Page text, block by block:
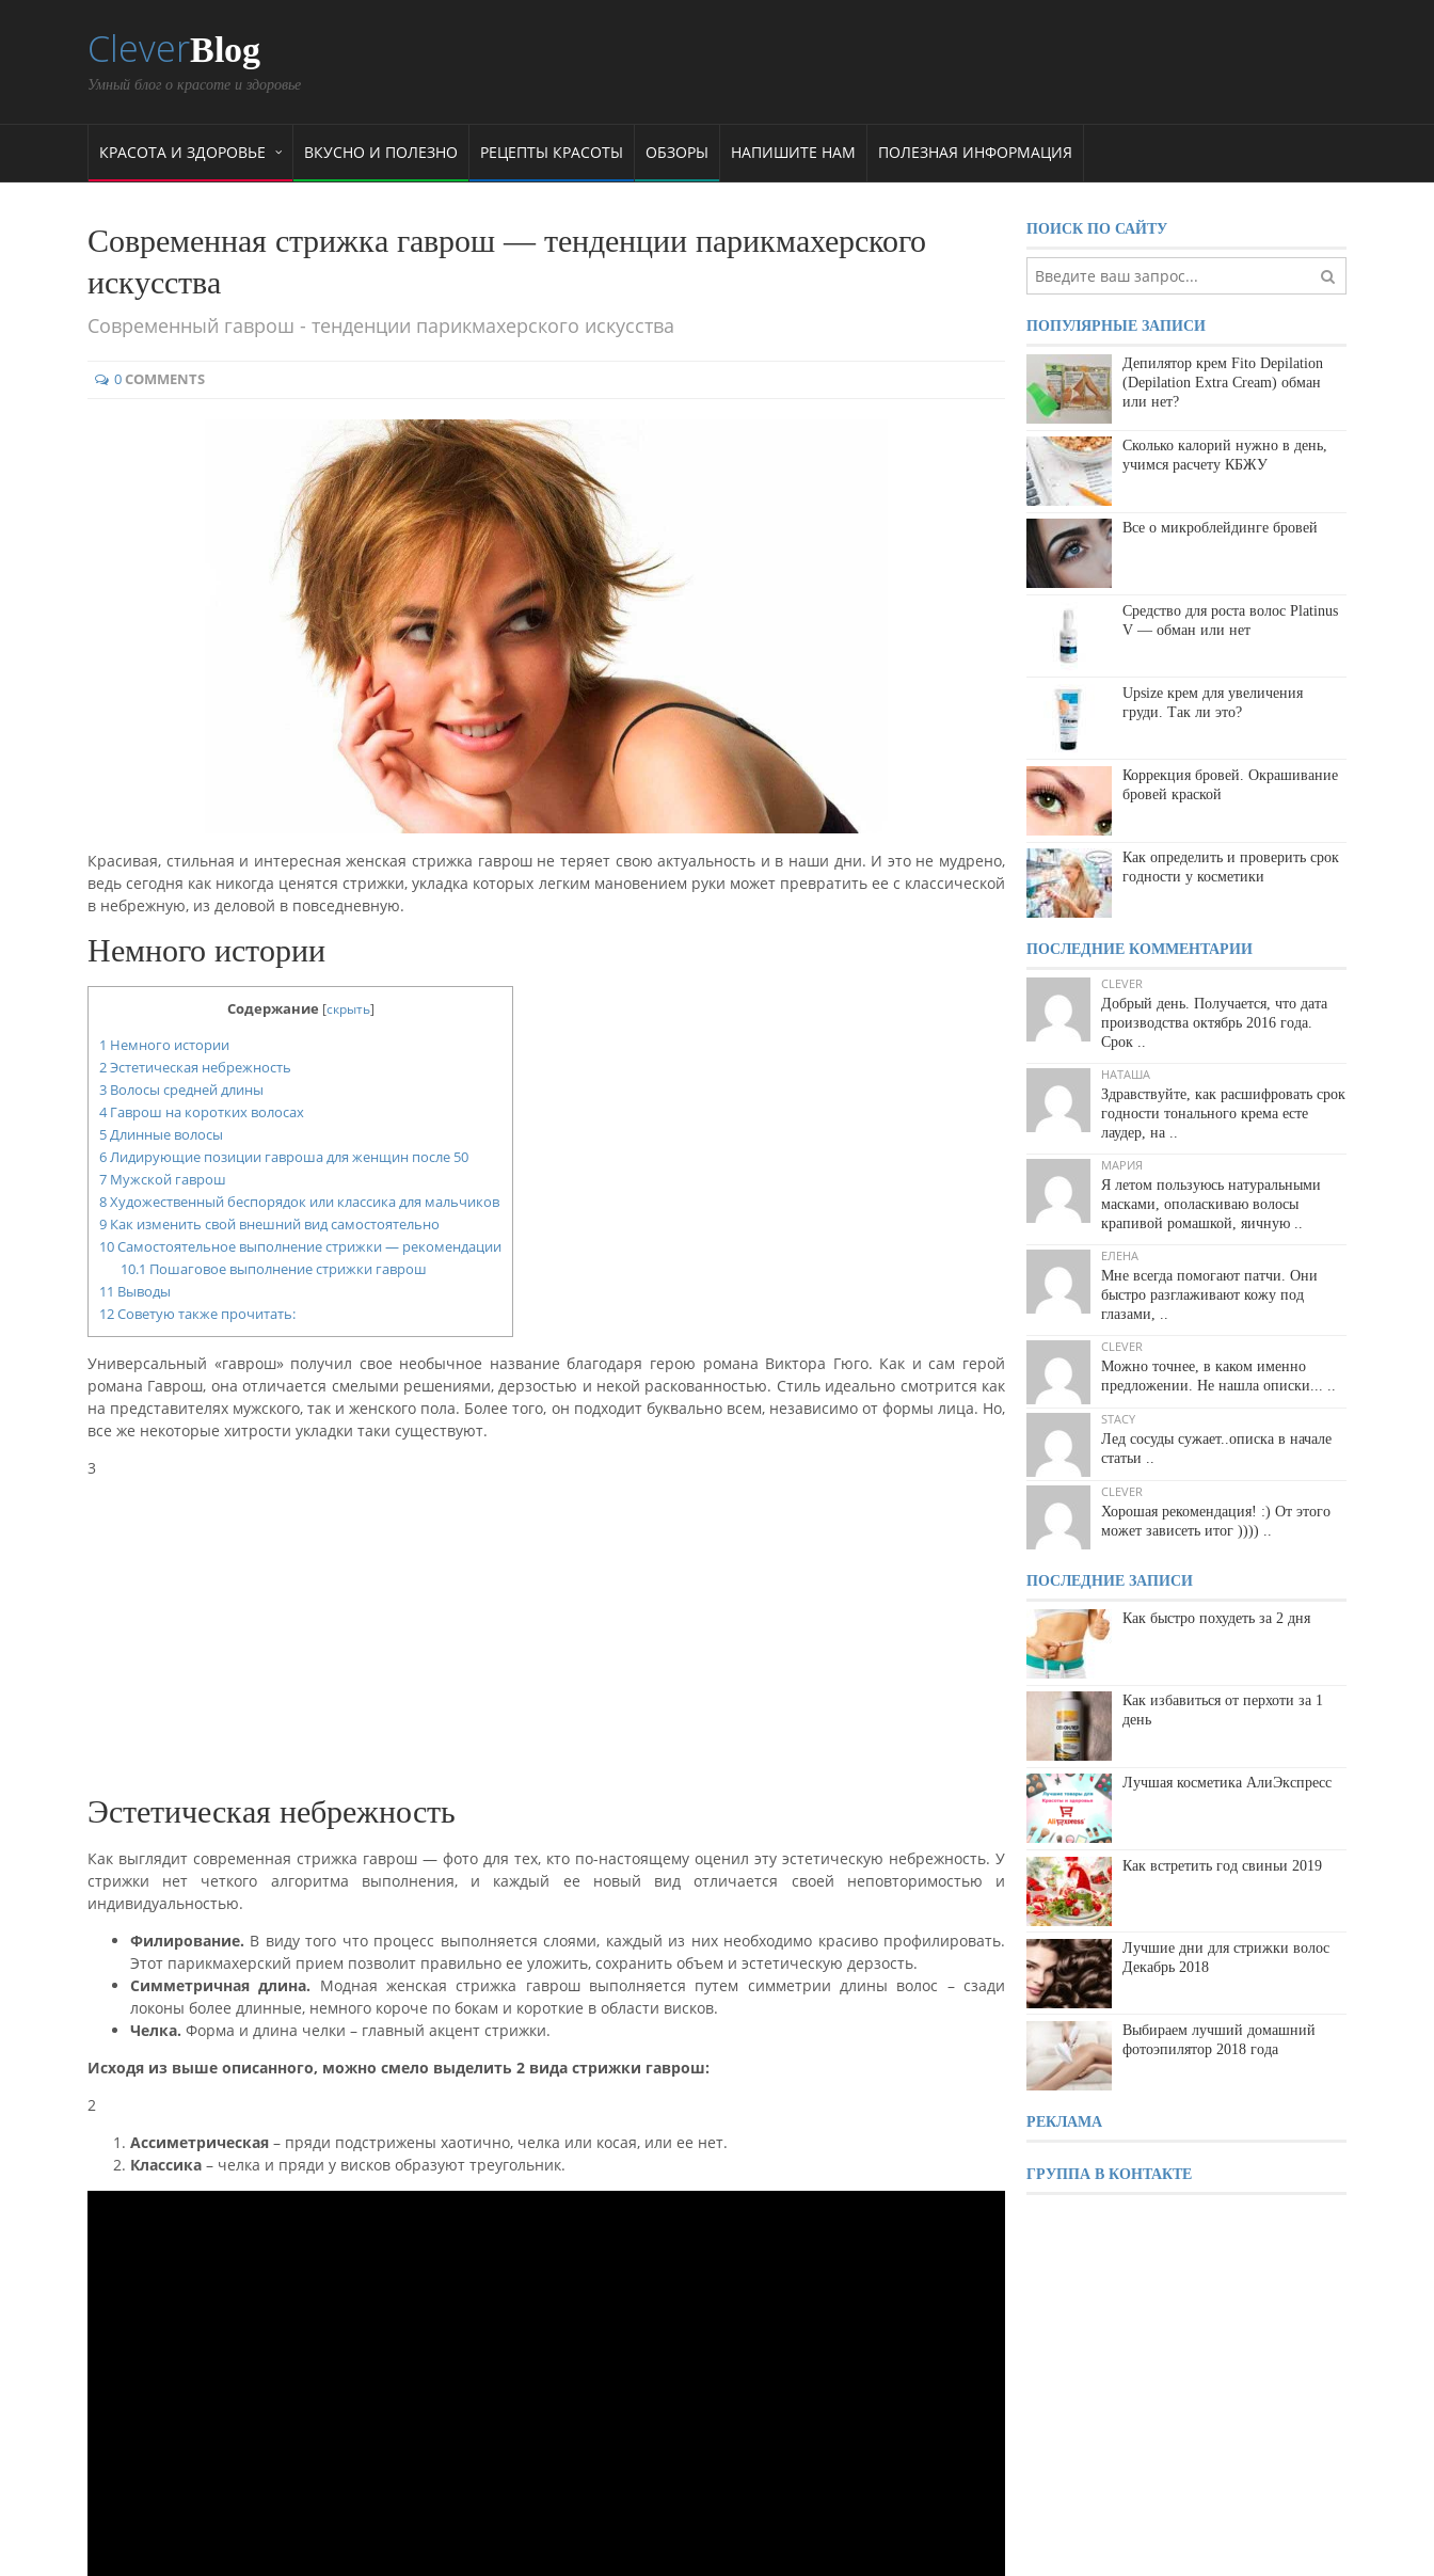
CleverBlog
Умный блог о красоте и здоровье
КРАСОТА И ЗДОРОВЬЕ ВКУСНО И ПОЛЕЗНО РЕЦЕПТЫ КРАСОТЫ ОБЗОРЫ НАПИШИТЕ НАМ ПОЛЕЗНАЯ ИНФОРМАЦИЯ
Современная стрижка гаврош — тенденции парикмахерского
искусства
Современный гаврош - тенденции парикмахерского искусства
0 COMMENTS
Красивая, стильная и интересная женская стрижка гаврош не теряет свою актуальность и в наши дни. И это не мудрено,
ведь сегодня как никогда ценятся стрижки, укладка которых легким мановением руки может превратить ее с классической
в небрежную, из деловой в повседневную.
Немного истории
Содержание [скрыть]
1 Немного истории
2Эстетическая небрежность
3 Волосы средней длины
4Гаврош на коротких волосах
5Длинные волосы
6Лидирующие позиции гавроша для женщин после 50
7 Мужской гаврош
8Художественный беспорядок или классика для мальчиков
9 Как изменить свой внешний вид самостоятельно
10Самостоятельное выполнение стрижки — рекомендации
10.1 Пошаговое выполнение стрижки гаврош
11 Выводы
12Советую также прочитать:
Универсальный «гаврош» получил свое необычное название благодаря герою романа Виктора Гюго. Как и сам герой
романа Гаврош, она отличается смелыми решениями, дерзостью и некой раскованностью. Стиль идеально смотрится как
на представителях мужского, так и женского пола. Более того, он подходит буквально всем, независимо от формы лица. Но,
все же некоторые хитрости укладки таки существуют.
3
Эстетическая небрежность
Как выглядит современная стрижка гаврош — фото для тех, кто по-настоящему оценил эту эстетическую небрежность. У
стрижки нет четкого алгоритма выполнения, и каждый ее новый вид отличается своей неповторимостью и
индивидуальностью.
Филирование. В виду того что процесс выполняется слоями, каждый из них необходимо красиво профилировать.
Этот парикмахерский прием позволит правильно ее уложить, сохранить объем и эстетическую дерзость.
Симметричная длина. Модная женская стрижка гаврош выполняется путем симметрии длины волос – сзади
локоны более длинные, немного короче по бокам и короткие в области висков.
Челка. Форма и длина челки – главный акцент стрижки.
Исходя из выше описанного, можно смело выделить 2 вида стрижки гаврош:
2
Ассиметрическая – пряди подстрижены хаотично, челка или косая, или ее нет.
Классика – челка и пряди у висков образуют треугольник.
ПОИСК ПО САЙТУ
ПОПУЛЯРНЫЕ ЗАПИСИ
Депилятор крем Fito Depilation
(Depilation Extra Cream) обман
или нет?
Сколько калорий нужно в день,
учимся расчету КБЖУ
Все о микроблейдинге бровей
Средство для роста волос Platinus
V — обман или нет
Upsize крем для увеличения
груди. Так ли это?
Коррекция бровей. Окрашивание
бровей краской
Как определить и проверить срок
годности у косметики
ПОСЛЕДНИЕ КОММЕНТАРИИ
CLEVER
Добрый день. Получается, что дата
производства октябрь 2016 года.
Срок ..
НАТАША
Здравствуйте, как расшифровать срок
годности тонального крема есте
лаудер, на ..
МАРИЯ
Я летом пользуюсь натуральными
масками, ополаскиваю волосы
крапивой ромашкой, яичную ..
ЕЛЕНА
Мне всегда помогают патчи. Они
быстро разглаживают кожу под
глазами, ..
CLEVER
Можно точнее, в каком именно
предложении. Не нашла описки... ..
STACY
Лед сосуды сужает..описка в начале
статьи ..
CLEVER
Хорошая рекомендация! :) От этого
может зависеть итог )))) ..
ПОСЛЕДНИЕ ЗАПИСИ
Как быстро похудеть за 2 дня
Как избавиться от перхоти за 1
день
Лучшая косметика АлиЭкспресс
Как встретить год свиньи 2019
Лучшие дни для стрижки волос
Декабрь 2018
Выбираем лучший домашний
фотоэпилятор 2018 года
РЕКЛАМА
ГРУППА В КОНТАКТЕ